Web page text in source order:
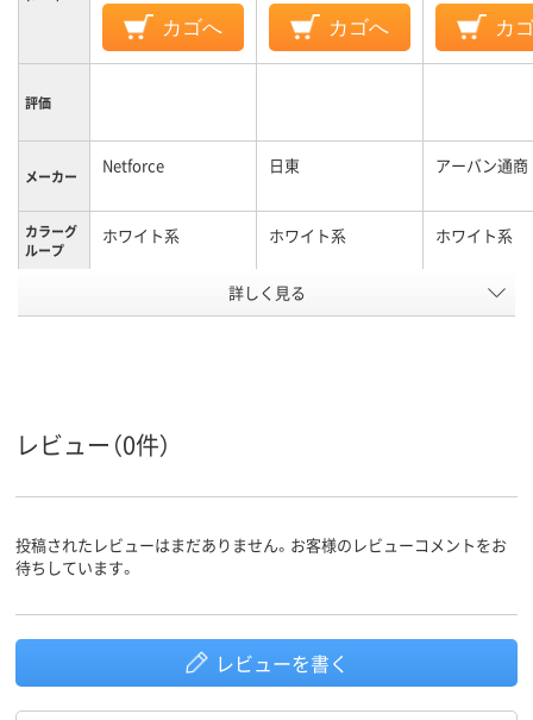
カゴへ カゴへ カ
評価
メーカー Netforce 日東 アーバン通商
カラーグ
ループ
ホワイト系 ホワイト系 ホワイト系
スコア
詳しく見る
レビュー（0件）
投稿されたレビューはまだありません。お客様のレビューコメントをお
待ちしています。
レビューを書く